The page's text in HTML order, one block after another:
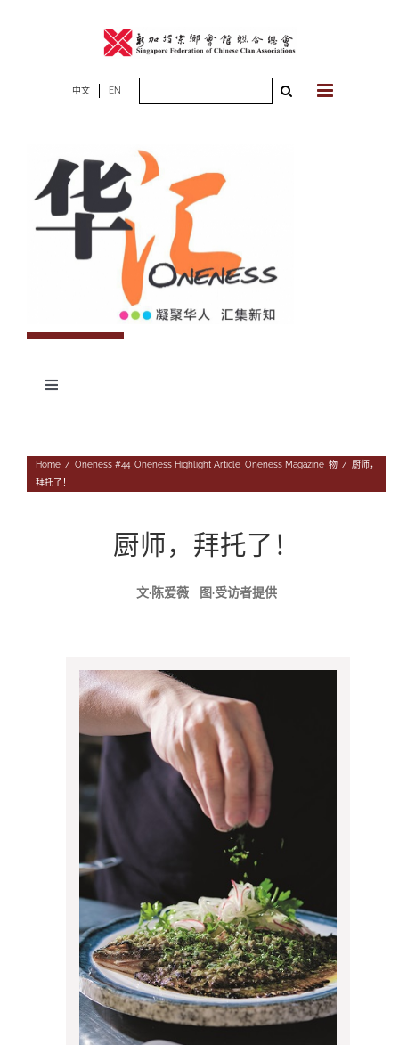
中文 EN
Toggle
人
往期杂志
联系我们
Home / Oneness #44, Oneness Highlight Article, Oneness Magazine, 物 / 厨师，
拜托了！
厨师，拜托了！
文·陈爱薇 图·受访者提供